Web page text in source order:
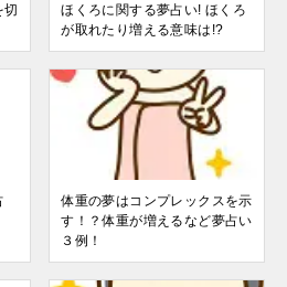
切
ほくろに関する夢占い! ほくろ
が取れたり増える意味は!?
体重の夢はコンプレックスを示
す！？体重が増えるなど夢占い
３例！